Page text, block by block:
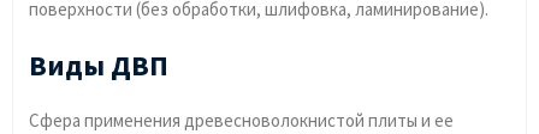
поверхности (без обработки, шлифовка, ламинирование).
Виды ДВП
Сфера применения древесноволокнистой плиты и ее